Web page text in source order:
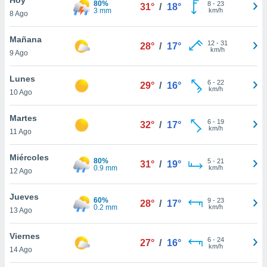
y
en
más
de
8 Ago
80%
3 mm
31° / 18° 8- 23
km/h
Mañana
9 Ago
28° / 17° 12- 31
km/h
Lunes
10 Ago
29° / 16° 6- 22
km/h
Martes
11 Ago
32° / 17° 6- 19
km/h
Miércoles
12 Ago
80%
0.9 mm
31° / 19° 5- 21
km/h
Jueves
13 Ago
60%
0.2 mm
28° / 17° 9- 23
km/h
Viernes
14 Ago
27° / 16° 6- 24
km/h